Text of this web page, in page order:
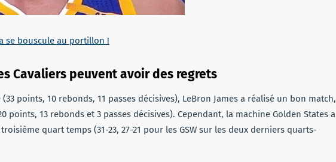
se bouscule au portillon !
Cavaliers peuvent avoir des regrets
points, 10 rebonds, 11 passes décisives), LeBron James a réalisé un bon match,
points, 13 rebonds et 3 passes décisives). Cependant, la machine Golden States a
quart temps (31-23, 27-21 pour les GSW sur les deux derniers quarts-